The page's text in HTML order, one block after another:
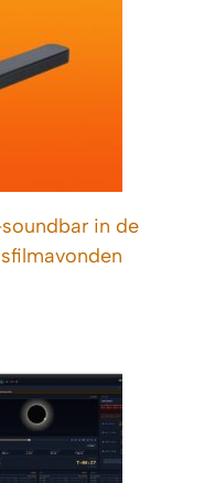
in de